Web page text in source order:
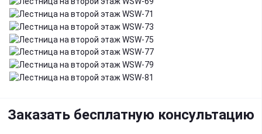
Заказать бесплатную консультацию